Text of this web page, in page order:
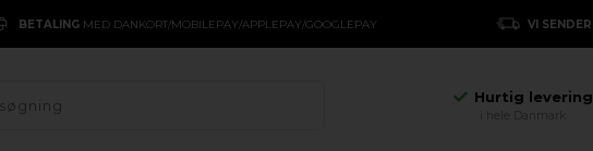
BETALING MED DANKORT/MOBILEPAY/APPLEPAY/GOOGLEPAY VI SENDER
Hurtig levering
Hurtig levering
i hele Danmark